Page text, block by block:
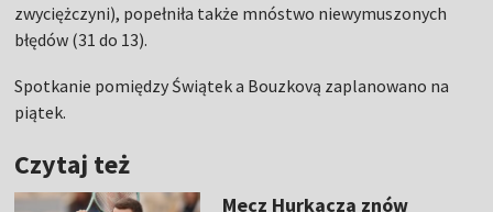
zwyciężczyni), popełniła także mnóstwo niewymuszonych
błędów (31 do 13).
Spotkanie pomiędzy Świątek a Bouzkovą zaplanowano na
piątek.
Czytaj też
Mecz Hurkacza znów